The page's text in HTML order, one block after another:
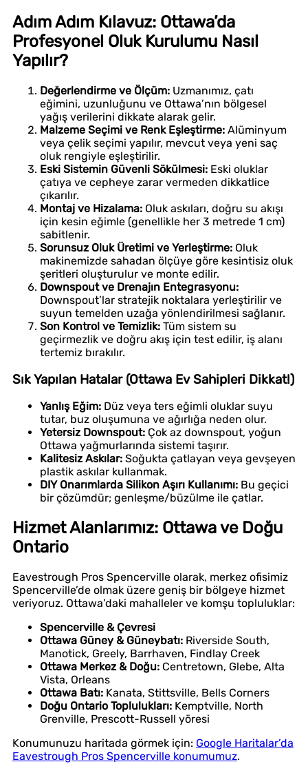
Adım Adım Kılavuz: Ottawa’da
Profesyonel Oluk Kurulumu Nasıl
Yapılır?
Değerlendirme ve Ölçüm: Uzmanımız, çatı
eğimini, uzunluğunu ve Ottawa’nın bölgesel
yağış verilerini dikkate alarak gelir.
Malzeme Seçimi ve Renk Eşleştirme: Alüminyum
veya çelik seçimi yapılır, mevcut veya yeni saç
oluk rengiyle eşleştirilir.
Eski Sistemin Güvenli Sökülmesi: Eski oluklar
çatıya ve cepheye zarar vermeden dikkatlice
çıkarılır.
Montaj ve Hizalama: Oluk askıları, doğru su akışı
için kesin eğimle (genellikle her 3 metrede 1 cm)
sabitlenir.
Sorunsuz Oluk Üretimi ve Yerleştirme: Oluk
makinemizde sahadan ölçüye göre kesintisiz oluk
şeritleri oluşturulur ve monte edilir.
Downspout ve Drenajın Entegrasyonu:
Downspout’lar stratejik noktalara yerleştirilir ve
suyun temelden uzağa yönlendirilmesi sağlanır.
Son Kontrol ve Temizlik: Tüm sistem su
geçirmezlik ve doğru akış için test edilir, iş alanı
tertemiz bırakılır.
Sık Yapılan Hatalar (Ottawa Ev Sahipleri Dikkat!)
Yanlış Eğim: Düz veya ters eğimli oluklar suyu
tutar, buz oluşumuna ve ağırlığa neden olur.
Yetersiz Downspout: Çok az downspout, yoğun
Ottawa yağmurlarında sistemi taşırır.
Kalitesiz Askılar: Soğukta çatlayan veya gevşeyen
plastik askılar kullanmak.
DIY Onarımlarda Silikon Aşırı Kullanımı: Bu geçici
bir çözümdür; genleşme/büzülme ile çatlar.
Hizmet Alanlarımız: Ottawa ve Doğu
Ontario
Eavestrough Pros Spencerville olarak, merkez ofisimiz
Spencerville’de olmak üzere geniş bir bölgeye hizmet
veriyoruz. Ottawa’daki mahalleler ve komşu topluluklar:
Spencerville & Çevresi
Ottawa Güney & Güneybatı: Riverside South,
Manotick, Greely, Barrhaven, Findlay Creek
Ottawa Merkez & Doğu: Centretown, Glebe, Alta
Vista, Orleans
Ottawa Batı: Kanata, Stittsville, Bells Corners
Doğu Ontario Toplulukları: Kemptville, North
Grenville, Prescott-Russell yöresi
Konumunuzu haritada görmek için: Google Haritalar’da
Eavestrough Pros Spencerville konumumuz.